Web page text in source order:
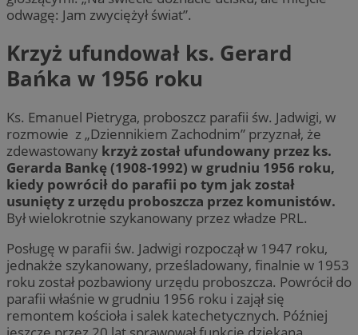
odwagę: Jam zwyciężył świat”.
Krzyż ufundował ks. Gerard
Bańka w 1956 roku
Ks. Emanuel Pietryga, proboszcz parafii św. Jadwigi, w
rozmowie z „Dziennikiem Zachodnim” przyznał, że
zdewastowany krzyż został ufundowany przez ks.
Gerarda Bankę (1908-1992) w grudniu 1956 roku,
kiedy powrócił do parafii po tym jak został
usunięty z urzędu proboszcza przez komunistów.
Był wielokrotnie szykanowany przez władze PRL.
Posługę w parafii św. Jadwigi rozpoczął w 1947 roku,
jednakże szykanowany, prześladowany, finalnie w 1953
roku został pozbawiony urzędu proboszcza. Powrócił do
parafii właśnie w grudniu 1956 roku i zajął się
remontem kościoła i salek katechetycznych. Później